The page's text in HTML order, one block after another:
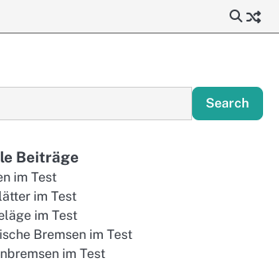
Search
Beiträge
im Test
im Test
im Test
Bremsen im Test
im Test